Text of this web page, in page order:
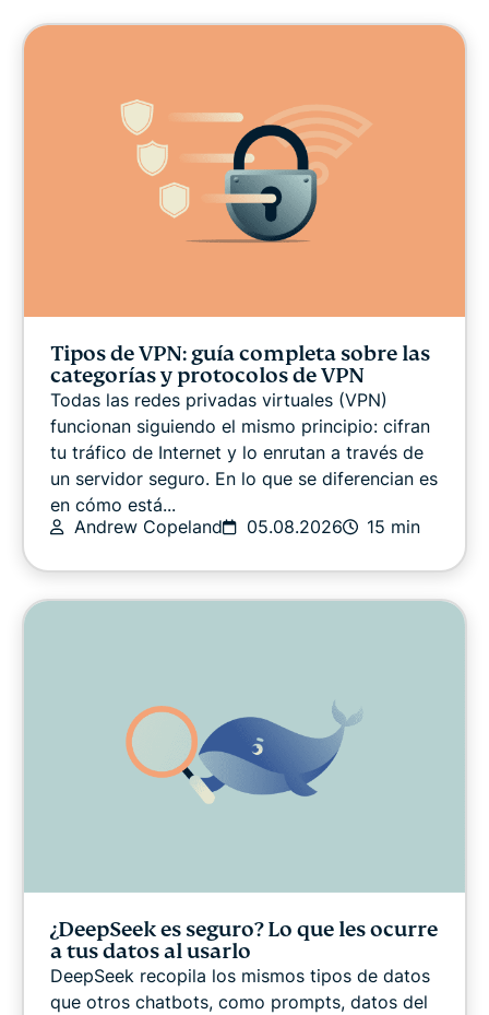
Centro de Seguridad Digital
ExpressVPN for Teams
Libertad en Internet
LO ÚLTIMO
Seguridad en línea
Otros
Privacidad
Tipos de VPN: guía completa sobre las
categorías y protocolos de VPN
Todas las redes privadas virtuales (VPN)
funcionan siguiendo el mismo principio: cifran
tu tráfico de Internet y lo enrutan a través de
un servidor seguro. En lo que se diferencian es
en cómo está...
Andrew Copeland
05.08.2026 15 min
¿DeepSeek es seguro? Lo que les ocurre
a tus datos al usarlo
DeepSeek recopila los mismos tipos de datos
que otros chatbots, como prompts, datos del